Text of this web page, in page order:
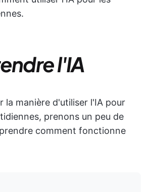
l'IA
la manière d'utiliser l'IA pour
prenons un peu de
comment fonctionne